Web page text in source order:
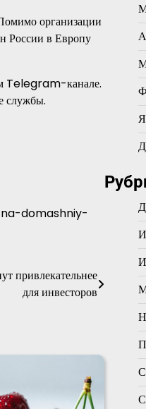
организации
России в Европу
Telegram-канале.
службы.
domashniy-
привлекательнее
для инвесторов